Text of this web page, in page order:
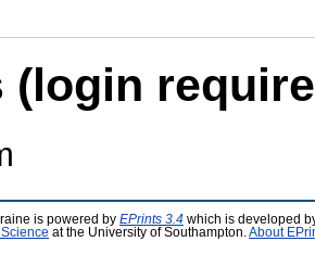
(login
is powered by EPrints 3.4 which is developed
at the University of Southampton. About